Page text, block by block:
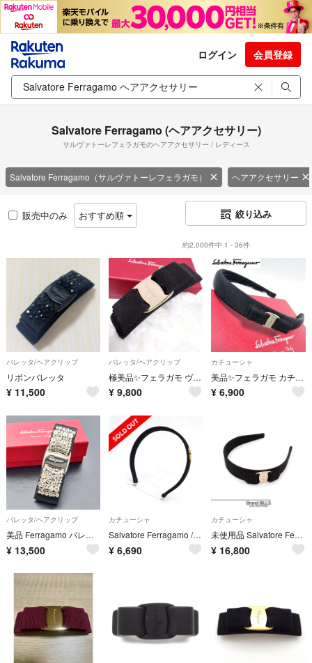
ログイン 会員登録
Salvatore Ferragamo (ヘアアクセサリー)
サルヴァトーレフェラガモのヘアアクセサリー / レディース
Salvatore Ferragamo（サルヴァトーレフェラガモ） ヘアアクセサリー
販売中のみ おすすめ順 絞り込み
約2,000件中 1 - 36件
バレッタ/ヘアクリップ
リボンバレッタ
¥ 11,500
バレッタ/ヘアクリップ
極美品✨フェラガモ ヴァラ リボン バレッタ 髪留め 箱入り 黒 ゴールド 系
¥ 9,800
カチューシャ
美品✨フェラガモ カチューシャ ヘアバンド ヴァラ リボン シルバー 金具 黒
¥ 6,900
バレッタ/ヘアクリップ
美品 Ferragamo バレッタ ヘアバンド ヴァラリボン ブラック ストーン
¥ 13,500
カチューシャ
Salvatore Ferragamo / サルヴァトーレフェラガモ ◆カチューシャ ガンチーニ ブラック×ゴールドカラー ヘアアクセ ブランド【中古】 [0220565851]
¥ 6,690
カチューシャ
未使用品 Salvatore Ferragamo サルヴァトーレフェラガモ ヴァラ リボン カチューシャ 344311 プラスチック 真鍮 コットン50% ／レーヨン50% ブラック レディース
¥ 16,800